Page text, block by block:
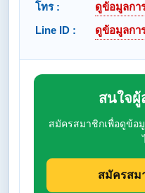
โทร :
ดูข้อมูลกา
Line ID :
ดูข้อมูลกา
สนใจผู้
สมัครสมาชิกเพื่อดูข้อ
สมัครสม